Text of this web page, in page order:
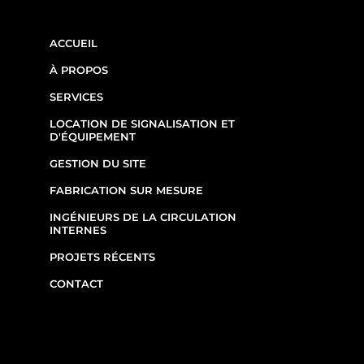
ACCUEIL
À PROPOS
SERVICES
LOCATION DE SIGNALISATION ET
D'ÉQUIPEMENT
GESTION DU SITE
FABRICATION SUR MESURE
INGÉNIEURS DE LA CIRCULATION
INTERNES
PROJETS RÉCENTS
CONTACT